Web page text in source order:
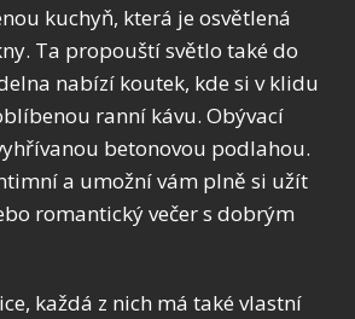
kuchyň, která je osvětlená
Ta propouští světlo také do
nabízí koutek, kde si v klidu
ranní kávu. Obývací
betonovou podlahou.
a umožní vám plně si užít
romantický večer s dobrým
každá z nich má také vlastní